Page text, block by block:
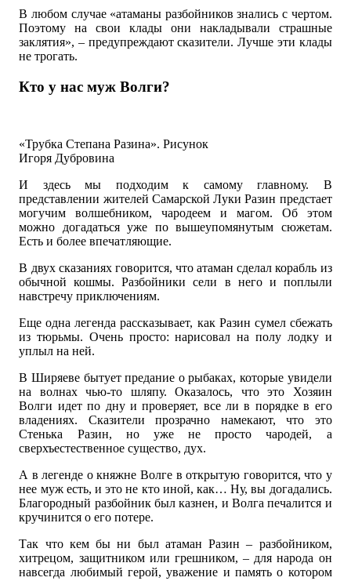
В любом случае «атаманы разбойников знались с чертом.
Поэтому на свои клады они накладывали страшные
заклятия», – предупреждают сказители. Лучше эти клады
не трогать.
Кто у нас муж Волги?
«Трубка Степана Разина». Рисунок
Игоря Дубровина
И здесь мы подходим к самому главному. В
представлении жителей Самарской Луки Разин предстает
могучим волшебником, чародеем и магом. Об этом
можно догадаться уже по вышеупомянутым сюжетам.
Есть и более впечатляющие.
В двух сказаниях говорится, что атаман сделал корабль из
обычной кошмы. Разбойники сели в него и поплыли
навстречу приключениям.
Еще одна легенда рассказывает, как Разин сумел сбежать
из тюрьмы. Очень просто: нарисовал на полу лодку и
уплыл на ней.
В Ширяеве бытует предание о рыбаках, которые увидели
на волнах чью-то шляпу. Оказалось, что это Хозяин
Волги идет по дну и проверяет, все ли в порядке в его
владениях. Сказители прозрачно намекают, что это
Стенька Разин, но уже не просто чародей, а
сверхъестественное существо, дух.
А в легенде о княжне Волге в открытую говорится, что у
нее муж есть, и это не кто иной, как… Ну, вы догадались.
Благородный разбойник был казнен, и Волга печалится и
кручинится о его потере.
Так что кем бы ни был атаман Разин – разбойником,
хитрецом, защитником или грешником, – для народа он
навсегда любимый герой, уважение и память о котором